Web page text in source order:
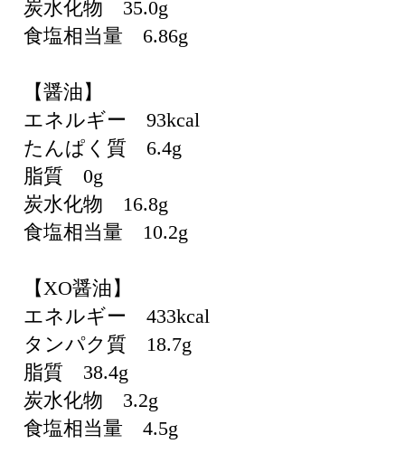
炭水化物 35.0g
食塩相当量 6.86g
【醤油】
エネルギー 93kcal
たんぱく質 6.4g
脂質 0g
炭水化物 16.8g
食塩相当量 10.2g
【XO醤油】
エネルギー 433kcal
タンパク質 18.7g
脂質 38.4g
炭水化物 3.2g
食塩相当量 4.5g